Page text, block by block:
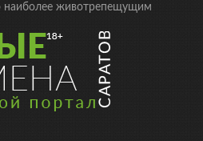
наиболее животрепещущим